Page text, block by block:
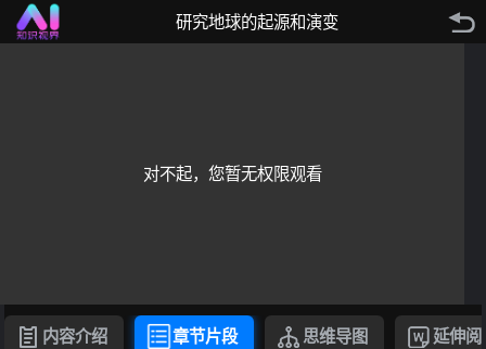
研究地球的起源和演变
对不起，您暂无权限观看
内容介绍 章节片段 思维导图 延伸